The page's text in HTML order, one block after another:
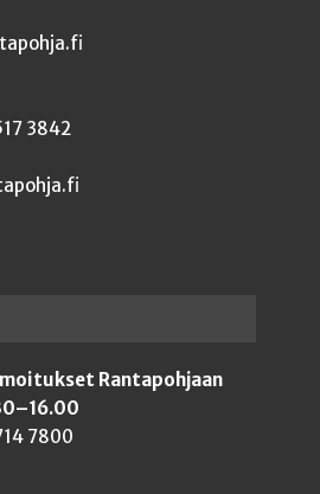
3842
Rantapohjaan
7800